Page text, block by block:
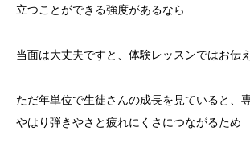
立つことができる強度があるなら
当面は大丈夫ですと、体験レッスンではお伝
ただ年単位で生徒さんの成長を見ていると、
やはり弾きやさと疲れにくさにつながるため